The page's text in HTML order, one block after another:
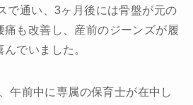
で通い、3ヶ月後には骨盤が元の
も改善し、産前のジーンズが履
でいました。
午前中に専属の保育士が在中し